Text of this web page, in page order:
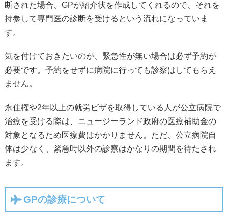
断された場合、GPが紹介状を作成してくれるので、それを
持参して専門医の診断を受けるという流れになっていま
す。
気を付けておきたいのが、緊急性が無い場合は必ず予約が
必要です。予約をせずに病院に行っても診察はしてもらえ
ません。
永住権や2年以上の就労ビザを取得している人が公立病院で
治療を受ける際は、ニュージーランド政府の医療補助金の
対象となるため医療費はかかりません。ただ、公立病院自
体は少なく、緊急時以外の診察はかなりの期間を待たされ
ます。
GPの診療について